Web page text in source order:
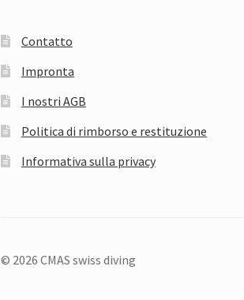
Contatto
Impronta
I nostri AGB
Politica di rimborso e restituzione
Informativa sulla privacy
© 2026 CMAS swiss diving